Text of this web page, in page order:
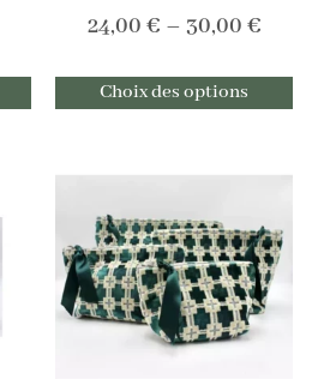
24,00 € – 30,00 €
Choix des options